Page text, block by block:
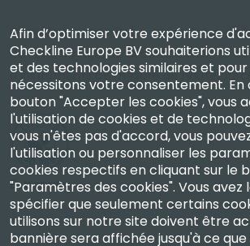
Checkline Europe B.V. — spécialistes de
de l'étalonnage, de la certification et
d'instruments de mesure de haute
Entreprise
Compte
Afin d’optimiser votre expérience
Checkline Europe BV souhaiterions
et des technologies similaires et
nécessitons votre consentement. En
bouton "Accepter les cookies", vous
l'utilisation de cookies et de
vous n'êtes pas d'accord, vous
l'utilisation ou personnaliser les
cookies respectifs en cliquant sur le
"Paramètres des cookies". Vous avez
spécifier que seulement certains
utilisons sur notre site doivent être
bannière sera affichée jusqu'à ce que